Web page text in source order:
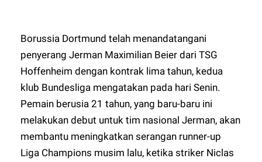
Borussia Dortmund telah menandatangani
penyerang Jerman Maximilian Beier dari TSG
Hoffenheim dengan kontrak lima tahun, kedua
klub Bundesliga mengatakan pada hari Senin.
Pemain berusia 21 tahun, yang baru-baru ini
melakukan debut untuk tim nasional Jerman, akan
membantu meningkatkan serangan runner-up
Liga Champions musim lalu, ketika striker Niclas